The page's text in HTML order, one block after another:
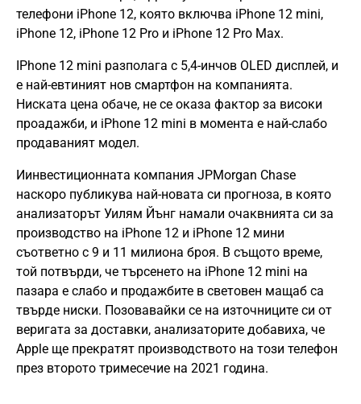
телефони iPhone 12, която включва iPhone 12 mini,
iPhone 12, iPhone 12 Pro и iPhone 12 Pro Max.
IPhone 12 mini разполага с 5,4-инчов OLED дисплей, и
е най-евтиният нов смартфон на компанията.
Ниската цена обаче, не се оказа фактор за високи
проадажби, и iPhone 12 mini в момента е най-слабо
продаваният модел.
Иинвестиционната компания JPMorgan Chase
наскоро публикува най-новата си прогноза, в която
анализаторът Уилям Йънг намали очаквнията си за
производство на iPhone 12 и iPhone 12 мини
съответно с 9 и 11 милиона броя. В същото време,
той потвърди, че търсенето на iPhone 12 mini на
пазара е слабо и продажбите в световен мащаб са
твърде ниски. Позовавайки се на източниците си от
веригата за доставки, анализаторите добавиха, че
Apple ще прекратят производството на този телефон
през второто тримесечие на 2021 година.